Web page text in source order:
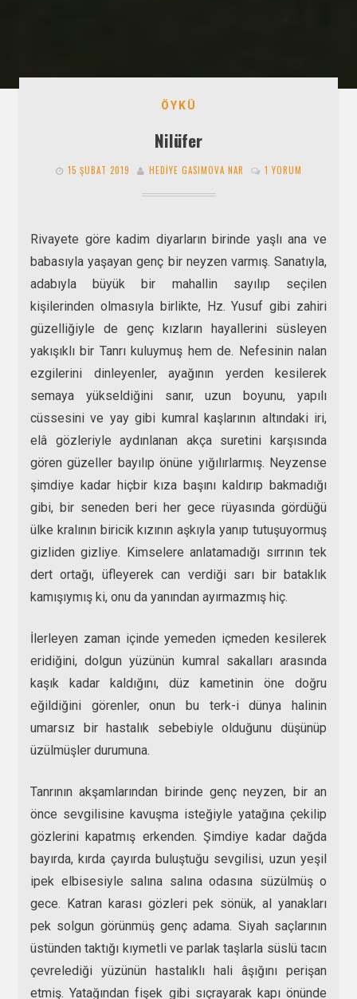
ÖYKÜ
Nilüfer
15 ŞUBAT 2019 HEDIYE GASIMOVA NAR 1 YORUM
Rivayete göre kadim diyarların birinde yaşlı ana ve
babasıyla yaşayan genç bir neyzen varmış. Sanatıyla,
adabıyla büyük bir mahallin sayılıp seçilen
kişilerinden olmasıyla birlikte, Hz. Yusuf gibi zahiri
güzelliğiyle de genç kızların hayallerini süsleyen
yakışıklı bir Tanrı kuluymuş hem de. Nefesinin nalan
ezgilerini dinleyenler, ayağının yerden kesilerek
semaya yükseldiğini sanır, uzun boyunu, yapılı
cüssesini ve yay gibi kumral kaşlarının altındaki iri,
elâ gözleriyle aydınlanan akça suretini karşısında
gören güzeller bayılıp önüne yığılırlarmış. Neyzense
şimdiye kadar hiçbir kıza başını kaldırıp bakmadığı
gibi, bir seneden beri her gece rüyasında gördüğü
ülke kralının biricik kızının aşkıyla yanıp tutuşuyormuş
gizliden gizliye. Kimselere anlatamadığı sırrının tek
dert ortağı, üfleyerek can verdiği sarı bir bataklık
kamışıymış ki, onu da yanından ayırmazmış hiç.
İlerleyen zaman içinde yemeden içmeden kesilerek
eridiğini, dolgun yüzünün kumral sakalları arasında
kaşık kadar kaldığını, düz kametinin öne doğru
eğildiğini görenler, onun bu terk-i dünya halinin
umarsız bir hastalık sebebiyle olduğunu düşünüp
üzülmüşler durumuna.
Tanrının akşamlarından birinde genç neyzen, bir an
önce sevgilisine kavuşma isteğiyle yatağına çekilip
gözlerini kapatmış erkenden. Şimdiye kadar dağda
bayırda, kırda çayırda buluştuğu sevgilisi, uzun yeşil
ipek elbisesiyle salına salına odasına süzülmüş o
gece. Katran karası gözleri pek sönük, al yanakları
pek solgun görünmüş genç adama. Siyah saçlarının
üstünden taktığı kıymetli ve parlak taşlarla süslü tacın
çevrelediği yüzünün hastalıklı hali âşığını perişan
etmiş. Yatağından fişek gibi sıçrayarak kapı önünde